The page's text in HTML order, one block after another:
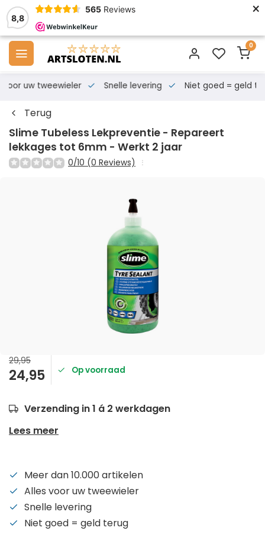
8,8
565 Reviews ×
0
voor uw tweewieler Snelle levering Niet goed = geld
Terug
Slime Tubeless Lekpreventie - Repareert
lekkages tot 6mm - Werkt 2 jaar
0/10 (0 Reviews)
29,95
24,95 Op voorraad
Verzending in 1 á 2 werkdagen
Lees meer
Meer dan 10.000 artikelen
Alles voor uw tweewieler
Snelle levering
Niet goed = geld terug